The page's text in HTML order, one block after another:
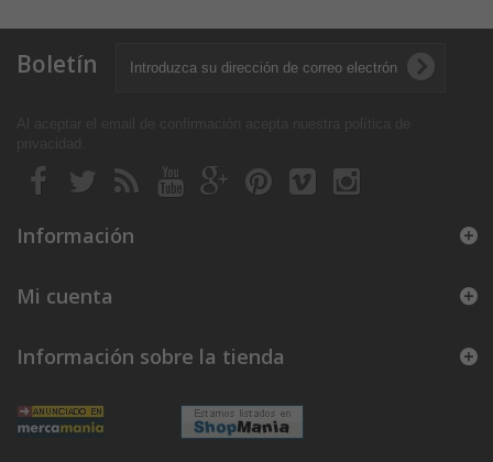
Boletín
Información
Mi cuenta
Información sobre la tienda